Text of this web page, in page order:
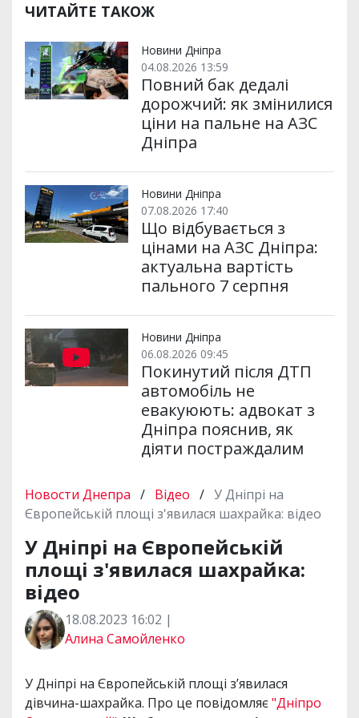
р
и
и
b
o
k
t
e
l
m p
ЧИТАЙТЕ ТАКОЖ
Новини Дніпра
04.08.2026 13:59
Повний бак дедалі
дорожчий: як змінилися
ціни на пальне на АЗС
Дніпра
Новини Дніпра
07.08.2026 17:40
Що відбувається з
цінами на АЗС Дніпра:
актуальна вартість
пального 7 серпня
Новини Дніпра
06.08.2026 09:45
Покинутий після ДТП
автомобіль не
евакуюють: адвокат з
Дніпра пояснив, як
діяти постраждалим
Новости Днепра / Відео / У Дніпрі на
Європейській площі з'явилася шахрайка: відео
У Дніпрі на Європейській
площі з'явилася шахрайка:
відео
18.08.2023 16:02 |
Алина Самойленко
У Дніпрі на Європейській площі з’явилася
дівчина-шахрайка. Про це повідомляє"Дніпро